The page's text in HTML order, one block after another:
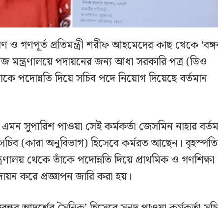
গণপূর্ত প্রতিমন্ত্রী শরীফ আহমেদের কাছ থেকে
মন্ত্রণালয়ে পদায়নের জন্য আধা সরকারি পত্র (ডিও
পদোন্নতি দিয়ে সচিব পদে নিয়োগ দিয়েছে বর্তমান
সুপারিশ পাওয়া সেই কর্মকর্তা জেসমিন নাহার
সচিব (কারা অনুবিভাগ) হিসেবে কর্মরত আছেন।
থেকে তাঁকে পদোন্নতি দিয়ে প্রাথমিক ও গণশিক্ষা
করে প্রজ্ঞাপন জারি করা হয়।